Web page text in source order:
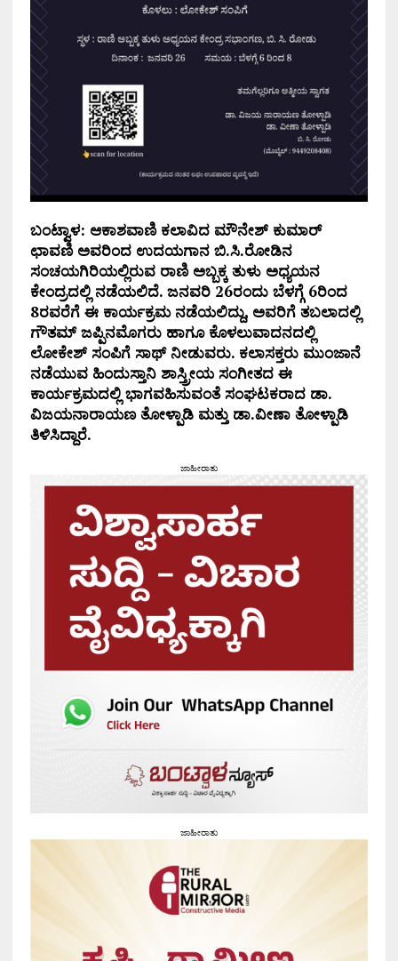
ಬಂಟ್ವಾಳ: ಆಕಾಶವಾಣಿ ಕಲಾವಿದ ಮೌನೇಶ್ ಕುಮಾರ್
ಛಾವಣಿ ಅವರಿಂದ ಉದಯಗಾನ ಬಿ.ಸಿ.ರೋಡಿನ
ಸಂಚಯಗಿರಿಯಲ್ಲಿರುವ ರಾಣಿ ಅಬ್ಬಕ್ಕ ತುಳು ಅಧ್ಯಯನ
ಕೇಂದ್ರದಲ್ಲಿ ನಡೆಯಲಿದೆ. ಜನವರಿ 26ರಂದು ಬೆಳಗ್ಗೆ 6ರಿಂದ
8ರವರೆಗೆ ಈ ಕಾರ್ಯಕ್ರಮ ನಡೆಯಲಿದ್ದು, ಅವರಿಗೆ ತಬಲಾದಲ್ಲಿ
ಗೌತಮ್ ಜಪ್ಪಿನಮೊಗರು ಹಾಗೂ ಕೊಳಲುವಾದನದಲ್ಲಿ
ಲೋಕೇಶ್ ಸಂಪಿಗೆ ಸಾಥ್ ನೀಡುವರು. ಕಲಾಸಕ್ತರು ಮುಂಜಾನೆ
ನಡೆಯುವ ಹಿಂದುಸ್ತಾನಿ ಶಾಸ್ತ್ರೀಯ ಸಂಗೀತದ ಈ
ಕಾರ್ಯಕ್ರಮದಲ್ಲಿ ಭಾಗವಹಿಸುವಂತೆ ಸಂಘಟಕರಾದ ಡಾ.
ವಿಜಯನಾರಾಯಣ ತೋಳ್ಪಾಡಿ ಮತ್ತು ಡಾ.ವೀಣಾ ತೋಳ್ಪಾಡಿ
ತಿಳಿಸಿದ್ದಾರೆ.
ಜಾಹೀರಾತು
ಜಾಹೀರಾತು